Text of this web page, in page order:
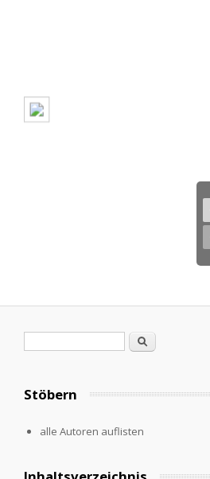
Suche
Stöbern
alle Autoren auflisten